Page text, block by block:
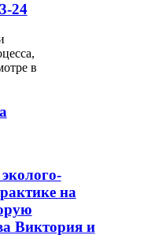
24
в
на
Виктория и